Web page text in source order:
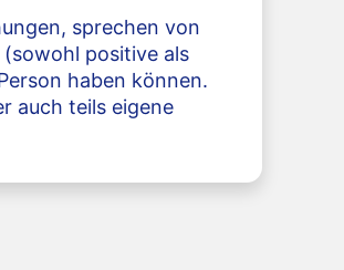
sprechen von
positive als
haben können.
auch teils eigene